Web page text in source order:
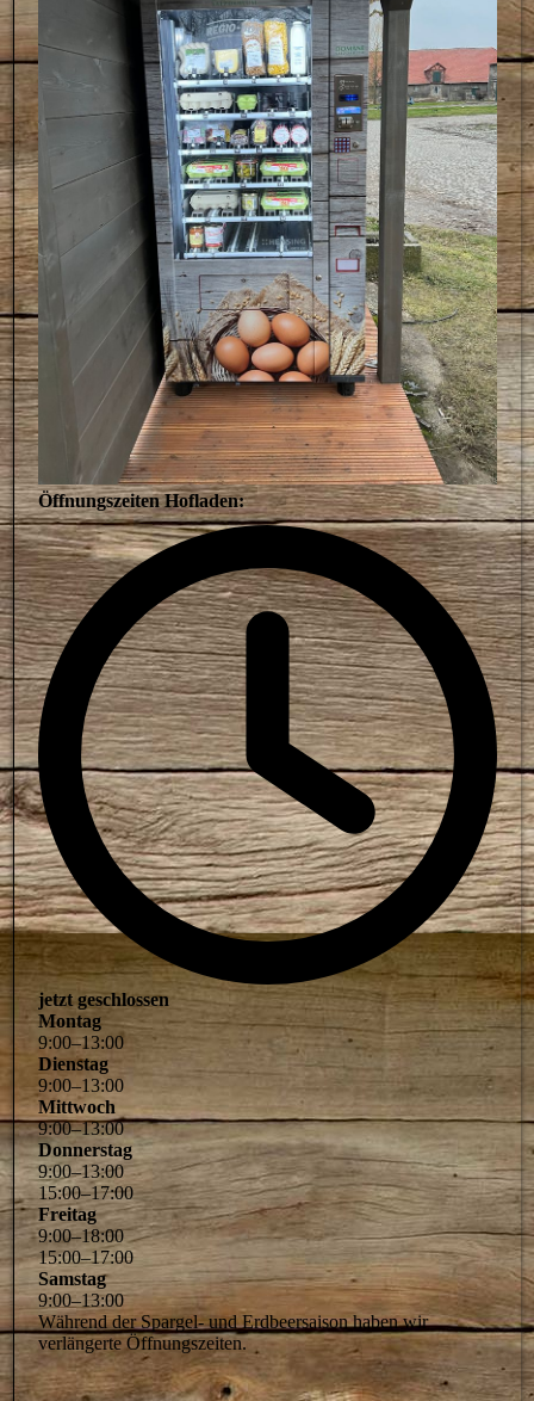
Öffnungszeiten Hofladen:
jetzt geschlossen
Montag
9:00–13:00
Dienstag
9:00–13:00
Mittwoch
9:00–13:00
Donnerstag
9:00–13:00
15:00–17:00
Freitag
9:00–18:00
15:00–17:00
Samstag
9:00–13:00
Während der Spargel- und Erdbeersaison haben wir
verlängerte Öffnungszeiten.